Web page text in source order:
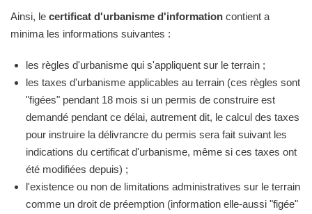
Ainsi, le certificat d'urbanisme d'information contient a
minima les informations suivantes :
les règles d'urbanisme qui s'appliquent sur le terrain ;
les taxes d'urbanisme applicables au terrain (ces règles sont
"figées" pendant 18 mois si un permis de construire est
demandé pendant ce délai, autrement dit, le calcul des taxes
pour instruire la délivrancre du permis sera fait suivant les
indications du certificat d'urbanisme, même si ces taxes ont
été modifiées depuis) ;
l'existence ou non de limitations administratives sur le terrain
comme un droit de préemption (information elle-aussi "figée"